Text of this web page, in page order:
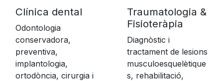
Clínica dental
Odontologia
conservadora,
preventiva,
implantologia,
ortodòncia, cirurgia i
Traumatologia &
Fisioteràpia
Diagnòstic i
tractament de lesions
musculoesquelètique
s, rehabilitació,